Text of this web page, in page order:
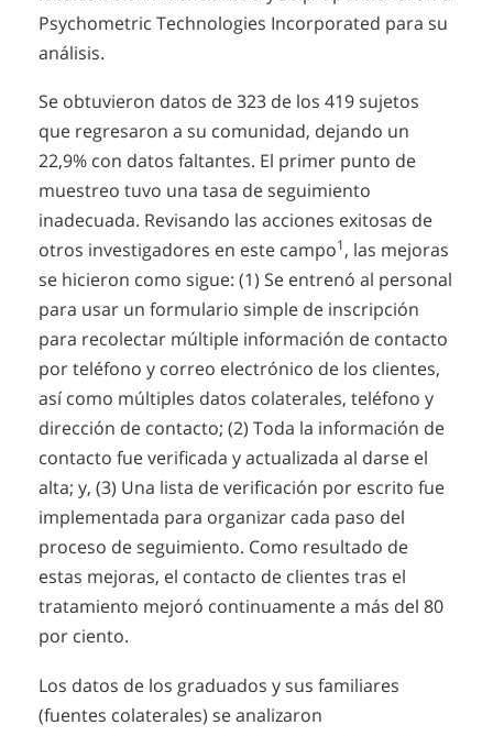
Psychometric Technologies Incorporated para su
análisis.
Se obtuvieron datos de 323 de los 419 sujetos
que regresaron a su comunidad, dejando un
22,9% con datos faltantes. El primer punto de
muestreo tuvo una tasa de seguimiento
inadecuada. Revisando las acciones exitosas de
otros investigadores en este campo1, las mejoras
se hicieron como sigue: (1) Se entrenó al personal
para usar un formulario simple de inscripción
para recolectar múltiple información de contacto
por teléfono y correo electrónico de los clientes,
así como múltiples datos colaterales, teléfono y
dirección de contacto; (2) Toda la información de
contacto fue verificada y actualizada al darse el
alta; y, (3) Una lista de verificación por escrito fue
implementada para organizar cada paso del
proceso de seguimiento. Como resultado de
estas mejoras, el contacto de clientes tras el
tratamiento mejoró continuamente a más del 80
por ciento.
Los datos de los graduados y sus familiares
(fuentes colaterales) se analizaron